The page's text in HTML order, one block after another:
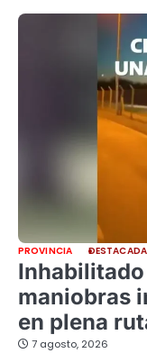
PROVINCIA
maniobras
en plena
7 agosto, 2026